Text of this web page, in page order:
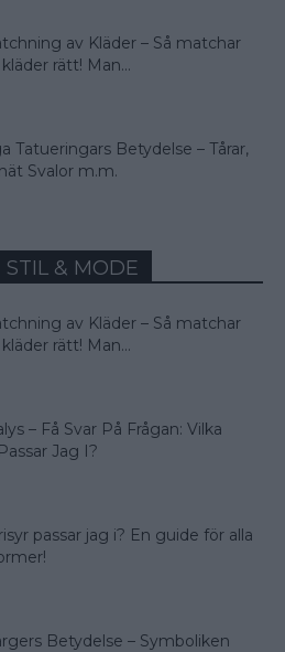
av Kläder – Så matchar
rätt! Man...
Tatueringars Betydelse – Tårar,
Svalor m.m.
STIL & MODE
av Kläder – Så matchar
rätt! Man...
– Få Svar På Frågan: Vilka
Jag I?
passar jag i? En guide för alla
Betydelse – Symboliken